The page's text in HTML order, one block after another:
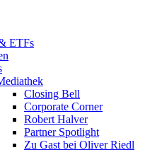
ETFs
Closing Bell
Corporate Corner
Robert Halver
Partner Spotlight
Zu Gast bei Oliver Riedl